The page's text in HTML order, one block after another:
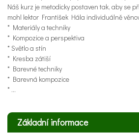
Náš kurz je metodicky postaven tak, aby se
mohl lektor František Hála individuálně
* Materiály a techniky
* Kompozice a perspektiva
* Světlo a stín
* Kresba zátiší
* Barevné techniky
* Barevná kompozice
* ...
Základní informace